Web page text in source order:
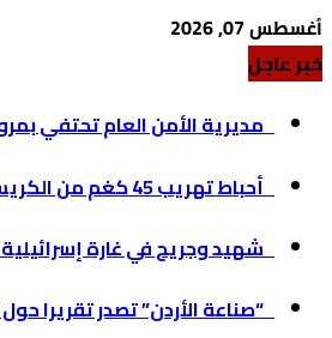
أغسطس 07, 2026
خبر عاجل
مديرية الأمن العام تحتفي بمرور 104 أعوام على
أحباط تهريب 45 كغم من الكريستال القاتل في أكبر...
شهيد وجريح في غارة
“صناعة الأردن” تصدر تقريرا